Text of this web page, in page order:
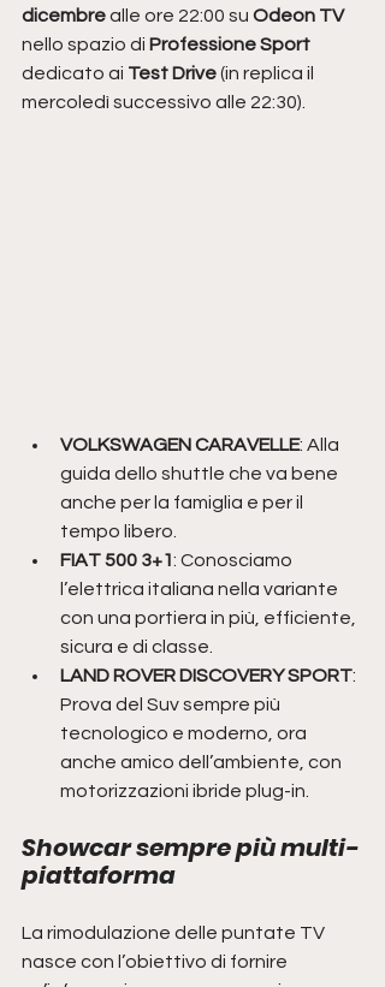
dicembre alle ore 22:00 su Odeon TV
nello spazio di Professione Sport
dedicato ai Test Drive (in replica il
mercoledì successivo alle 22:30).
VOLKSWAGEN CARAVELLE: Alla
guida dello shuttle che va bene
anche per la famiglia e per il
tempo libero.
FIAT 500 3+1: Conosciamo
l’elettrica italiana nella variante
con una portiera in più, efficiente,
sicura e di classe.
LAND ROVER DISCOVERY SPORT:
Prova del Suv sempre più
tecnologico e moderno, ora
anche amico dell’ambiente, con
motorizzazioni ibride plug-in.
Showcar sempre più multi-
piattaforma
La rimodulazione delle puntate TV
nasce con l’obiettivo di fornire